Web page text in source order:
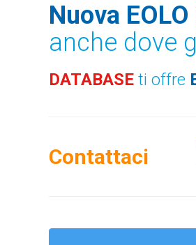
Nuova EOLO
anche dove
DATABASE ti offre
Contattaci